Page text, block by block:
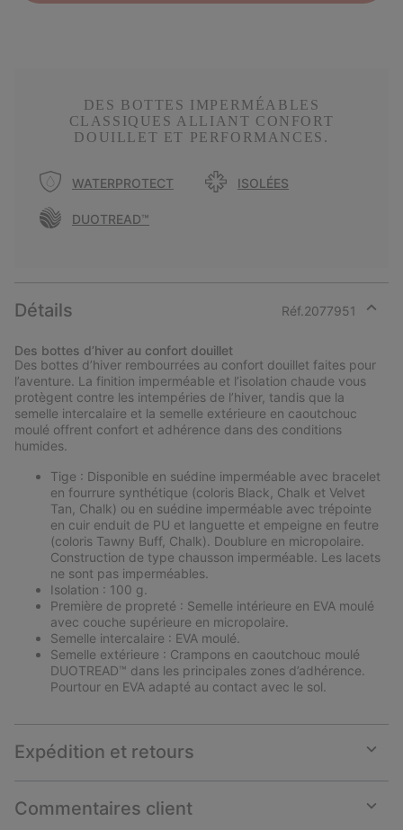
DES BOTTES IMPERMÉABLES
CLASSIQUES ALLIANT CONFORT
DOUILLET ET PERFORMANCES.
WATERPROTECT ISOLÉES
DUOTREAD™
Détails Réf. 2077951
section
Des bottes d’hiver au confort douillet
Des bottes d’hiver rembourrées au confort douillet faites pour
l’aventure. La finition imperméable et l’isolation chaude vous
protègent contre les intempéries de l’hiver, tandis que la
semelle intercalaire et la semelle extérieure en caoutchouc
moulé offrent confort et adhérence dans des conditions
humides.
Tige : Disponible en suédine imperméable avec bracelet
en fourrure synthétique (coloris Black, Chalk et Velvet
Tan, Chalk) ou en suédine imperméable avec trépointe
en cuir enduit de PU et languette et empeigne en feutre
(coloris Tawny Buff, Chalk). Doublure en micropolaire.
Construction de type chausson imperméable. Les lacets
ne sont pas imperméables.
Isolation : 100 g.
Première de propreté : Semelle intérieure en EVA moulé
avec couche supérieure en micropolaire.
Semelle intercalaire : EVA moulé.
Semelle extérieure : Crampons en caoutchouc moulé
DUOTREAD™ dans les principales zones d’adhérence.
Pourtour en EVA adapté au contact avec le sol.
Expédition et retours
or
Commentaires client